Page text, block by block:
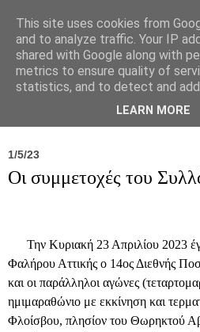
Σύλλογος
1/5/23
Οι συμμετοχές του
Την Κυριακή 23 Απριλίου 2023
Φαλήρου Αττικής ο 14ος Διεθνής
και οι παράλληλοι αγώνες
ημιμαραθώνιο με εκκίνηση και
Φλοίσβου, πλησίον του Θωρηκτού
This site uses cookies from
and to analyze traffic. Your IP
shared with Google along with
metrics to ensure quality of
statistics, and to detect and
LEARN MORE